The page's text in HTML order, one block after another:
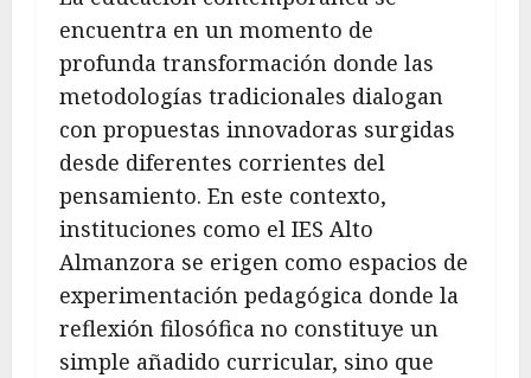
encuentra en un momento de
profunda transformación donde las
metodologías tradicionales dialogan
con propuestas innovadoras surgidas
desde diferentes corrientes del
pensamiento. En este contexto,
instituciones como el IES Alto
Almanzora se erigen como espacios de
experimentación pedagógica donde la
reflexión filosófica no constituye un
simple añadido curricular, sino que